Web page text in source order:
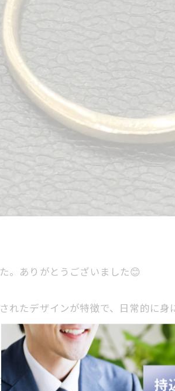
。ありがとうございました😊
れたデザインが特徴で、日常的に
い特徴があります。そのため、繊
や、記念日に素敵な思い出を残し